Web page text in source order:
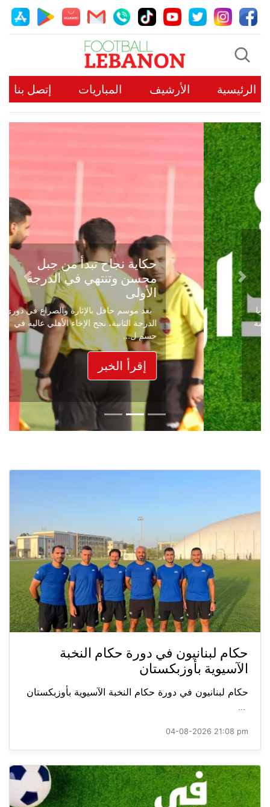
الرئيسية الأرشيف المباريات إتصل بنا
حكاية نجاح تبدأ من جبل
محسن وتنتهي في الدرجة
الأولى
بعد موسم حافل بالإثارة والصراع في دوري
الدرجة الثانية، نجح الإخاء الأهلي عاليه في
حسم ل...
إقرأ الخبر
Previous
Next
حكام لبنانيون في دورة حكام النخبة
الآسيوية بأوزبكستان
حكام لبنانيون في دورة حكام النخبة الآسيوية بأوزبكستان
...
04-08-2026 21:08 pm